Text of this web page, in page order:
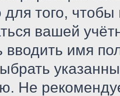
того, чтобы
вашей
вводить имя
Не